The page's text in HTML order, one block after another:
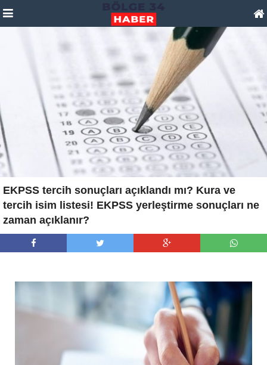
EKPSS tercih sonuçları açıklandı mı? Kura ve
tercih isim listesi! EKPSS yerleştirme sonuçları ne
zaman açıklanır?